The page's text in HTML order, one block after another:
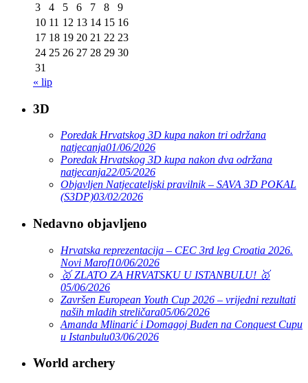
3
4 5 6 7 8
9
10 11 12 13 14 15 16
17 18 19 20 21 22 23
24 25 26 27 28 29 30
31
« lip
3D
Poredak Hrvatskog 3D kupa nakon tri održana
natjecanja01/06/2026
Poredak Hrvatskog 3D kupa nakon dva održana
natjecanja22/05/2026
Objavljen Natjecateljski pravilnik – SAVA 3D POKAL
(S3DP)03/02/2026
Nedavno objavljeno
Hrvatska reprezentacija – CEC 3rd leg Croatia 2026.
Novi Marof10/06/2026
🥇 ZLATO ZA HRVATSKU U ISTANBULU! 🥇
05/06/2026
Završen European Youth Cup 2026 – vrijedni rezultati
naših mladih streličara05/06/2026
Amanda Mlinarić i Domagoj Buden na Conquest Cupu
u Istanbulu03/06/2026
World archery